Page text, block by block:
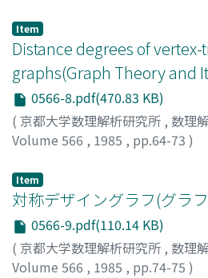
Item
Distance degrees of
graphs(Graph Theory and
0566-8.pdf(470.83 KB)
( 京都大学数理解析研究所 , 数理
Volume 566 , 1985 , pp.64-73 )
Item
対称デザイングラフ(グラ
0566-9.pdf(110.14 KB)
( 京都大学数理解析研究所 , 数理
Volume 566 , 1985 , pp.74-75 )